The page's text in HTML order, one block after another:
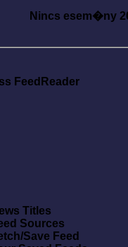
Nincs esem�ny
FeedReader
Titles
Sources
Save Feed